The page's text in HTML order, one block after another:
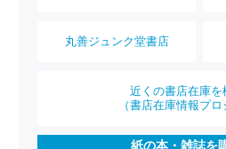
丸善ジュンク堂書店
近くの書店在庫を
（書店在庫情報プロ
紙の本・雑誌を